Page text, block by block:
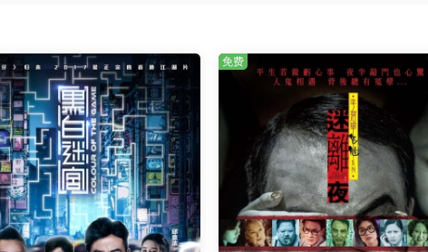
免费